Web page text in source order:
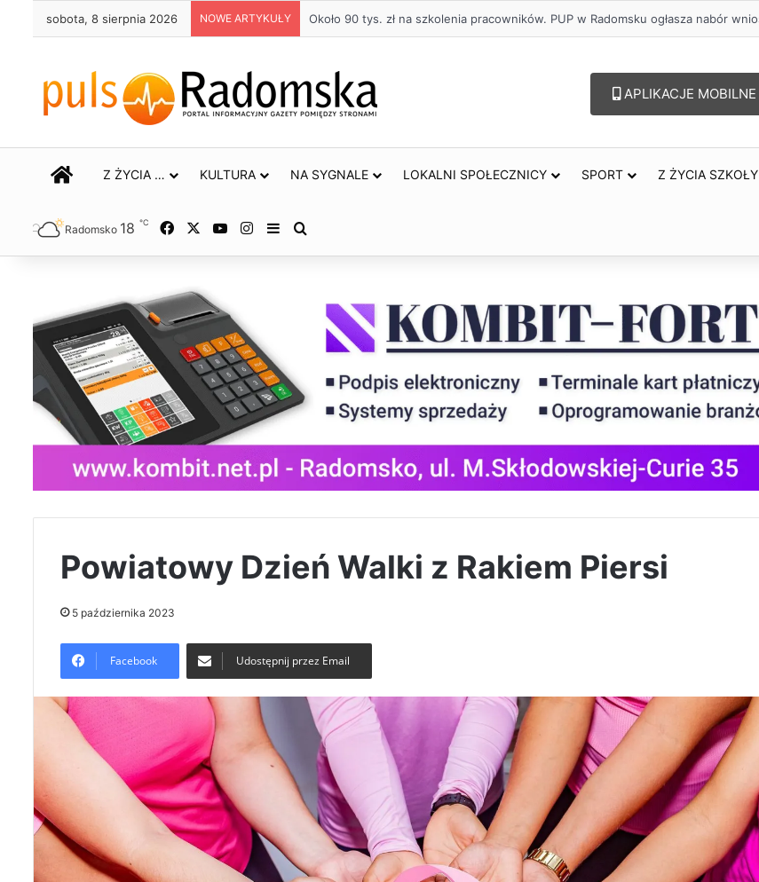
sobota, 8 sierpnia 2026 NOWE ARTYKUŁY Życie bez alkoholu – lepszy wybór. Radomsko włącza się w Miesiąc Trzeźwości
APLIKACJE MOBILNE
STRONA GŁÓWNA
Z ŻYCIA … KULTURA NA SYGNALE LOKALNI SPOŁECZNICY SPORT Z ŻYCIA SZKOŁY
Radomsko 18 ℃ Facebook YouTubeInstagram
Sidebar
Powiatowy Dzień Walki z Rakiem Piersi
5 października 2023
Facebook Udostępnij przez Email